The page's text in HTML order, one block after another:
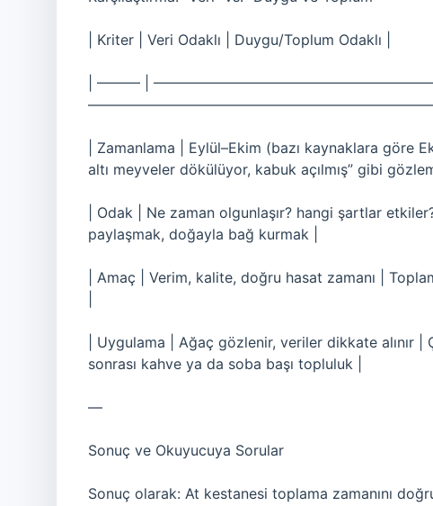
| Kriter | Veri Odaklı | Duygu/Toplum Odaklı |
| ——— |
| Zamanlama | Eylül–Ekim (bazı kaynaklara göre
altı meyveler dökülüyor, kabuk açılmış” gibi
| Odak | Ne zaman olgunlaşır? hangi şartlar
paylaşmak, doğayla bağ kurmak |
| Amaç | Verim, kalite, doğru hasat zamanı |
| Uygulama | Ağaç gözlenir, veriler dikkate
sonrası kahve ya da soba başı topluluk |
—
Sonuç ve Okuyucuya Sorular
Sonuç olarak: At kestanesi toplama zamanını